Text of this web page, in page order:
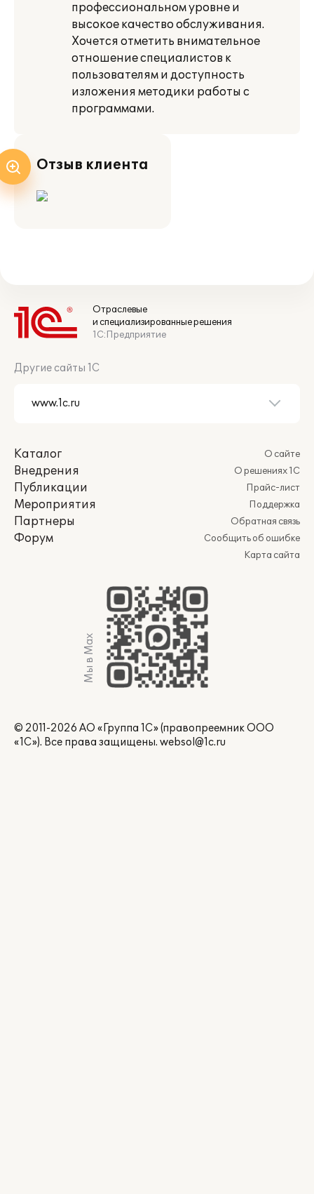
профессиональном уровне и
высокое качество обслуживания.
Хочется отметить внимательное
отношение специалистов к
пользователям и доступность
изложения методики работы с
программами.
Отзыв клиента
Отраслевые
и специализированные решения
1С:Предприятие
Другие сайты 1С
Каталог
Внедрения
Публикации
Мероприятия
Партнеры
Форум
О сайте
О решениях 1С
Прайс-лист
Поддержка
Обратная связь
Сообщить об ошибке
Карта сайта
Мы в Max
© 2011-2026 АО «Группа 1С» (правопреемник ООО
«1С»). Все права защищены. websol@1c.ru